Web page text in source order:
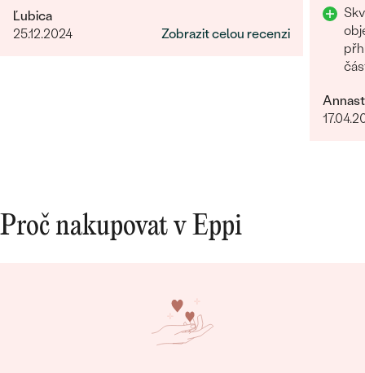
zvládli to skvěle. Musím moc poděkovat.
Ľubica
25.12.2024
Zobrazit celou recenzi
Proč nakupovat v Eppi